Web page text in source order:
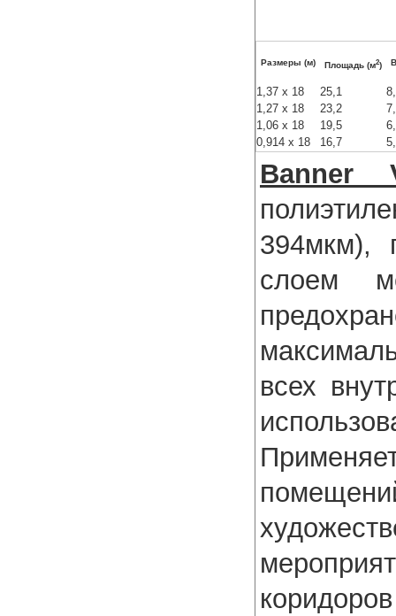
Размеры (м) Площадь (м2)
1,37 x 18 25,1
1,27 x 18
23,2
1,06 x 18
19,5
0,914 х 18
16,7
Banner
394мкм),
слоем
всех